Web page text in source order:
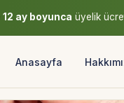
12 ay boyunca üyelik
Anasayfa